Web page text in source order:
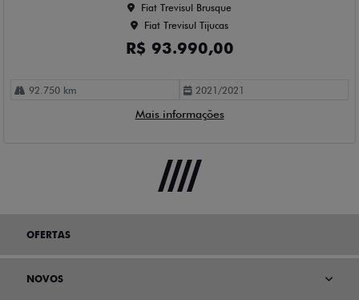
Fiat Trevisul Brusque
Fiat Trevisul Tijucas
R$ 93.990,00
92.750 km 2021/2021
Mais informações
OFERTAS
NOVOS